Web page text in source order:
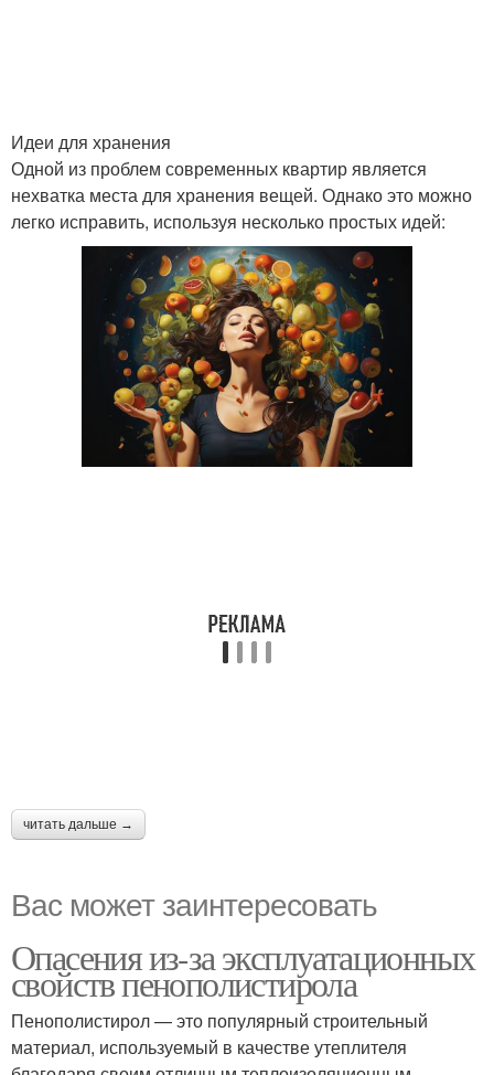
Идеи для хранения
Одной из проблем современных квартир является
нехватка места для хранения вещей. Однако это можно
легко исправить, используя несколько простых идей:
читать дальше →
Вас может заинтересовать
Опасения из-за эксплуатационных
свойств пенополистирола
Пенополистирол — это популярный строительный
материал, используемый в качестве утеплителя